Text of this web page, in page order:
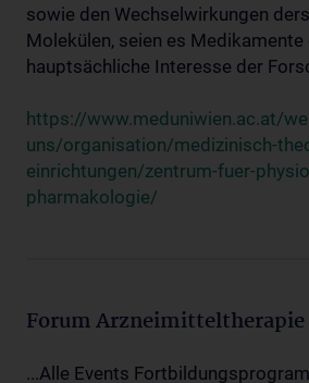
sowie den Wechselwirkungen
Molekülen, seien es Medikamente
hauptsächliche Interesse der
https://www.meduniwien.ac.at/
uns/organisation/medizinisch-
einrichtungen/zentrum-fuer-
pharmakologie/
Forum
...Alle Events